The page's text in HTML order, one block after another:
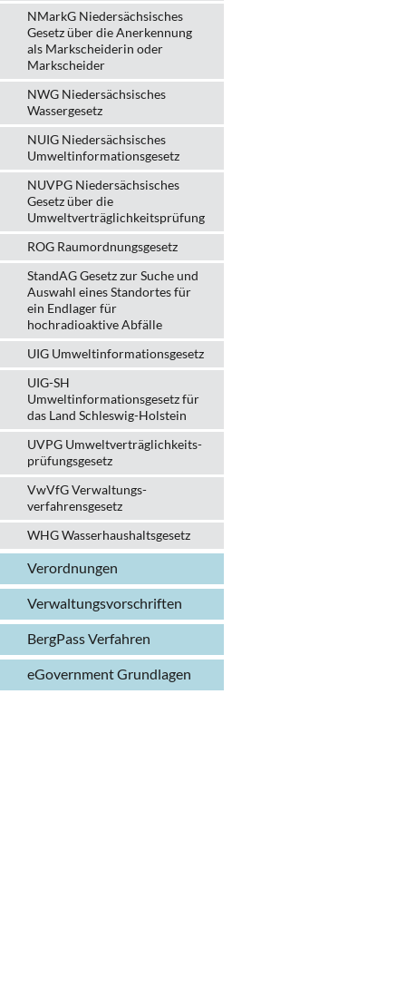
NMarkG Niedersächsisches
Gesetz über die Anerkennung
als Markscheiderin oder
Markscheider
NWG Niedersächsisches
Wassergesetz
NUIG Niedersächsisches
Umweltinformationsgesetz
NUVPG Niedersächsisches
Gesetz über die
Umweltverträglichkeitsprüfung
ROG Raumordnungsgesetz
StandAG Gesetz zur Suche und
Auswahl eines Standortes für
ein Endlager für
hochradioaktive Abfälle
UIG Umweltinformationsgesetz
UIG-SH
Umweltinformationsgesetz für
das Land Schleswig-Holstein
UVPG Umweltverträglich­keits­
prüfungs­gesetz
VwVfG Verwaltungs­
verfahrens­gesetz
WHG Wasserhaushalts­gesetz
Verordnungen
Verwaltungs­vorschriften
BergPass Verfahren
eGovernment Grundlagen